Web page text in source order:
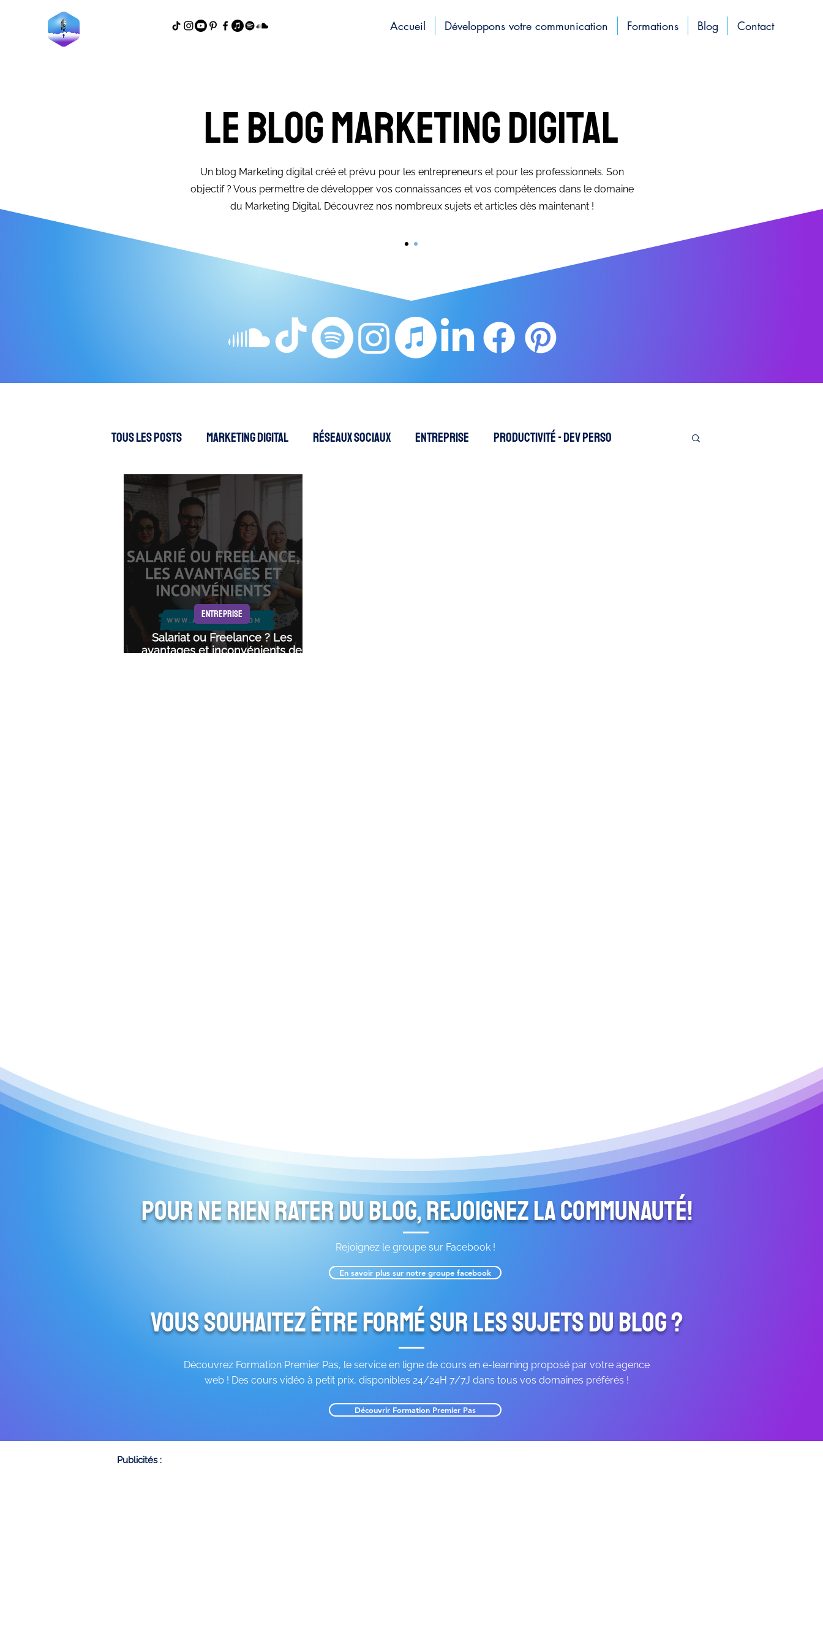
Accueil Développons votre communication Formations Blog Contact
Le blog marketing digital
Un blog Marketing digital créé et prévu pour les entrepreneurs et pour les professionnels. Son
objectif ? Vous permettre de développer vos connaissances et vos compétences dans le domaine
du Marketing Digital. Découvrez nos nombreux sujets et articles dès maintenant !
Tous les posts Marketing Digital Réseaux sociaux Entreprise Productivité - Dev perso
Création de contenus SEO - Référencement naturel
SEA - Publicités en ligne Cybersécurité
Salariat ou Freelance ? Les
avantages et inconvénients de
ENTREPRISE
Pour ne rien rater du blog, rejoignez la communauté!
Rejoignez le groupe sur Facebook !
En savoir plus sur notre groupe facebook
Vous souhaitez être formé sur les sujets du blog ?
Découvrez Formation Premier Pas, le service en ligne de cours en e-learning proposé par votre agence
web ! Des cours vidéo à petit prix, disponibles 24/24H 7/7J dans tous vos domaines préférés !
Découvrir Formation Premier Pas
Publicités :